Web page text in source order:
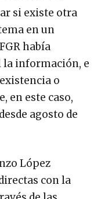
si existe otra
en un
había
información, e
o
en este caso,
agosto de
López
con la
de las